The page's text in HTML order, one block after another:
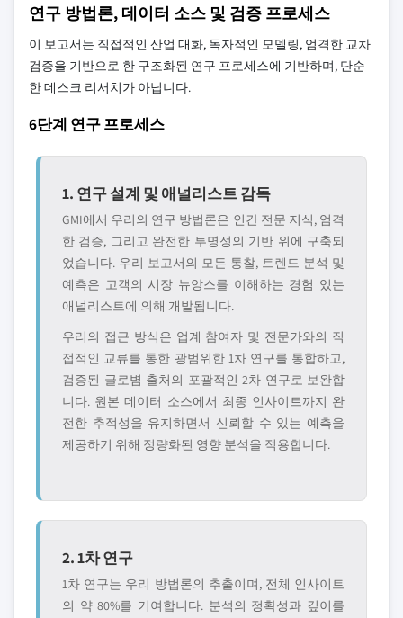
연구 방법론, 데이터 소스 및 검증 프로세스
이 보고서는 직접적인 산업 대화, 독자적인 모델링, 엄격한 교차
검증을 기반으로 한 구조화된 연구 프로세스에 기반하며, 단순
한 데스크 리서치가 아닙니다.
6단계 연구 프로세스
1. 연구 설계 및 애널리스트 감독
GMI에서 우리의 연구 방법론은 인간 전문 지식, 엄격
한 검증, 그리고 완전한 투명성의 기반 위에 구축되
었습니다. 우리 보고서의 모든 통찰, 트렌드 분석 및
예측은 고객의 시장 뉴앙스를 이해하는 경험 있는
애널리스트에 의해 개발됩니다.
우리의 접근 방식은 업계 참여자 및 전문가와의 직
접적인 교류를 통한 광범위한 1차 연구를 통합하고,
검증된 글로볌 출처의 포괄적인 2차 연구로 보완합
니다. 원본 데이터 소스에서 최종 인사이트까지 완
전한 추적성을 유지하면서 신뢰할 수 있는 예측을
제공하기 위해 정량화된 영향 분석을 적용합니다.
2. 1차 연구
1차 연구는 우리 방법론의 추출이며, 전체 인사이트
의 약 80%를 기여합니다. 분석의 정확성과 깊이를